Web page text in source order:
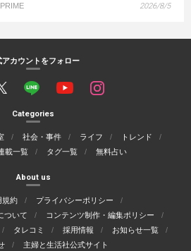
2026/8/5
アカウントをフォロー
Categories
社会・事件 ライフ
トレンド
載一覧 タグ一覧 無料占い
About us
規約
プライバシーポリシー
ついて
コンテンツ制作・編集ポリシー
タレコミ 採用情報
お知らせ一覧
主婦と生活社公式サイト